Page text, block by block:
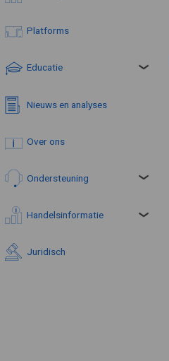
Platforms
Educatie
Nieuws en analyses
Over ons
Ondersteuning
Handelsinformatie
Juridisch